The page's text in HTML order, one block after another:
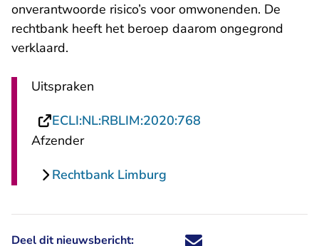
onverantwoorde risico’s voor omwonenden. De
rechtbank heeft het beroep daarom ongegrond
verklaard.
Uitspraken
ECLI:NL:RBLIM:2020:768
Afzender
Rechtbank Limburg
Deel dit nieuwsbericht: Deel dit nieuwsbericht via X -
Deel dit nieuwsbericht via
Deel dit nieuwsbericht
Deel dit